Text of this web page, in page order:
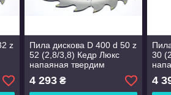
z
Пила дискова D 400 d 50 z
52 (2,8/3,8) Кедр Люкс
напаяная твердим
сплавом ВК
4 293₴
30
4